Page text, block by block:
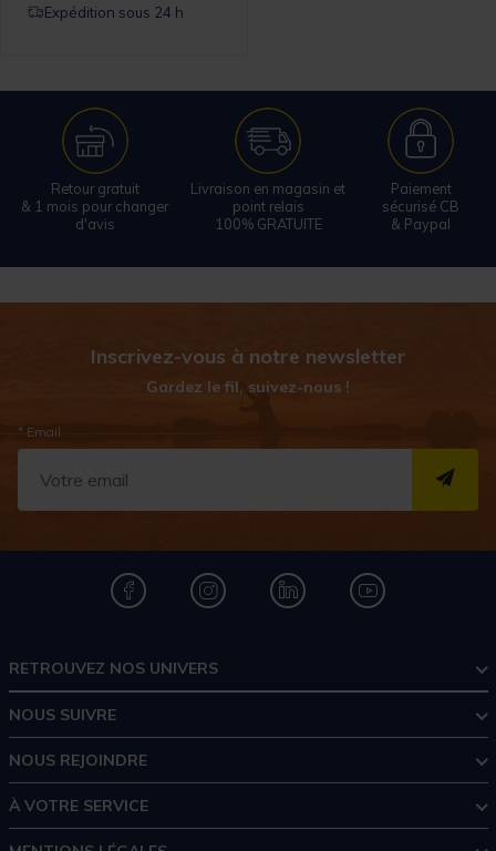
Expédition sous 24 h
Retour gratuit
& 1 mois pour changer
d'avis
Livraison en magasin et
point relais
100% GRATUITE
Paiement
sécurisé CB
& Paypal
Inscrivez-vous à notre newsletter
Gardez le fil, suivez-nous !
* Email
RETROUVEZ NOS UNIVERS
NOUS SUIVRE
NOUS REJOINDRE
À VOTRE SERVICE